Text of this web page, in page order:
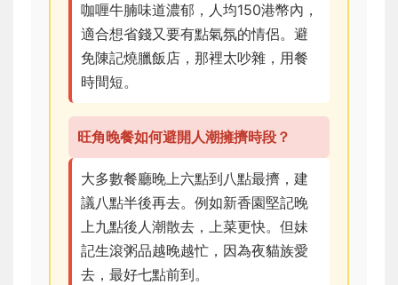
咖喱牛腩味道濃郁，人均150港幣內，
適合想省錢又要有點氣氛的情侶。避
免陳記燒臘飯店，那裡太吵雜，用餐
時間短。
旺角晚餐如何避開人潮擁擠時段？
大多數餐廳晚上六點到八點最擠，建
議八點半後再去。例如新香園堅記晚
上九點後人潮散去，上菜更快。但妹
記生滾粥品越晚越忙，因為夜貓族愛
去，最好七點前到。